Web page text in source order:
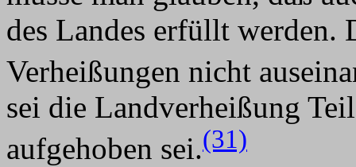
des Landes erfüllt werden.
Verheißungen nicht
sei die Landverheißung
aufgehoben sei.(31)